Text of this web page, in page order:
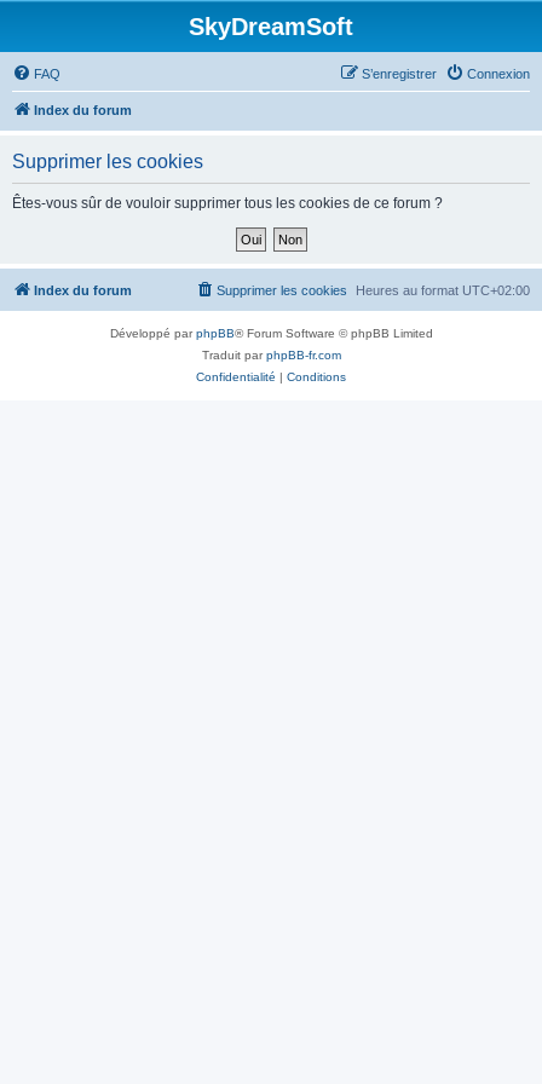
SkyDreamSoft
FAQ Connexion
S’enregistrer
Index du forum
Supprimer les cookies
Êtes-vous sûr de vouloir supprimer tous les cookies de ce forum ?
Index du forum Heures au format UTC+02:00
Supprimer les cookies
Développé parphpBB® Forum Software © phpBB Limited
Traduit parphpBB-fr.com
Confidentialité | Conditions